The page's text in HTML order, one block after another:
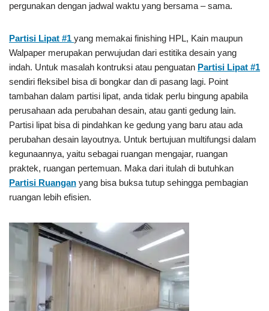
pergunakan dengan jadwal waktu yang bersama – sama.
Partisi Lipat #1 yang memakai finishing HPL, Kain maupun
Walpaper merupakan perwujudan dari estitika desain yang
indah. Untuk masalah kontruksi atau penguatan Partisi Lipat #1
sendiri fleksibel bisa di bongkar dan di pasang lagi. Point
tambahan dalam partisi lipat, anda tidak perlu bingung apabila
perusahaan ada perubahan desain, atau ganti gedung lain.
Partisi lipat bisa di pindahkan ke gedung yang baru atau ada
perubahan desain layoutnya. Untuk bertujuan multifungsi dalam
kegunaannya, yaitu sebagai ruangan mengajar, ruangan
praktek, ruangan pertemuan. Maka dari itulah di butuhkan
Partisi Ruangan yang bisa buksa tutup sehingga pembagian
ruangan lebih efisien.